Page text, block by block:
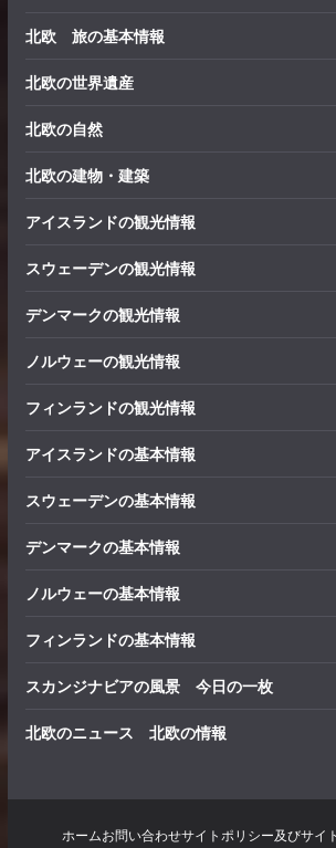
北欧 旅の基本情報
北欧の世界遺産
北欧の自然
北欧の建物・建築
アイスランドの観光情報
スウェーデンの観光情報
デンマークの観光情報
ノルウェーの観光情報
フィンランドの観光情報
アイスランドの基本情報
スウェーデンの基本情報
デンマークの基本情報
ノルウェーの基本情報
フィンランドの基本情報
スカンジナビアの風景 今日の一枚
北欧のニュース 北欧の情報
ホームお問い合わせサイトポリシー及びサイ